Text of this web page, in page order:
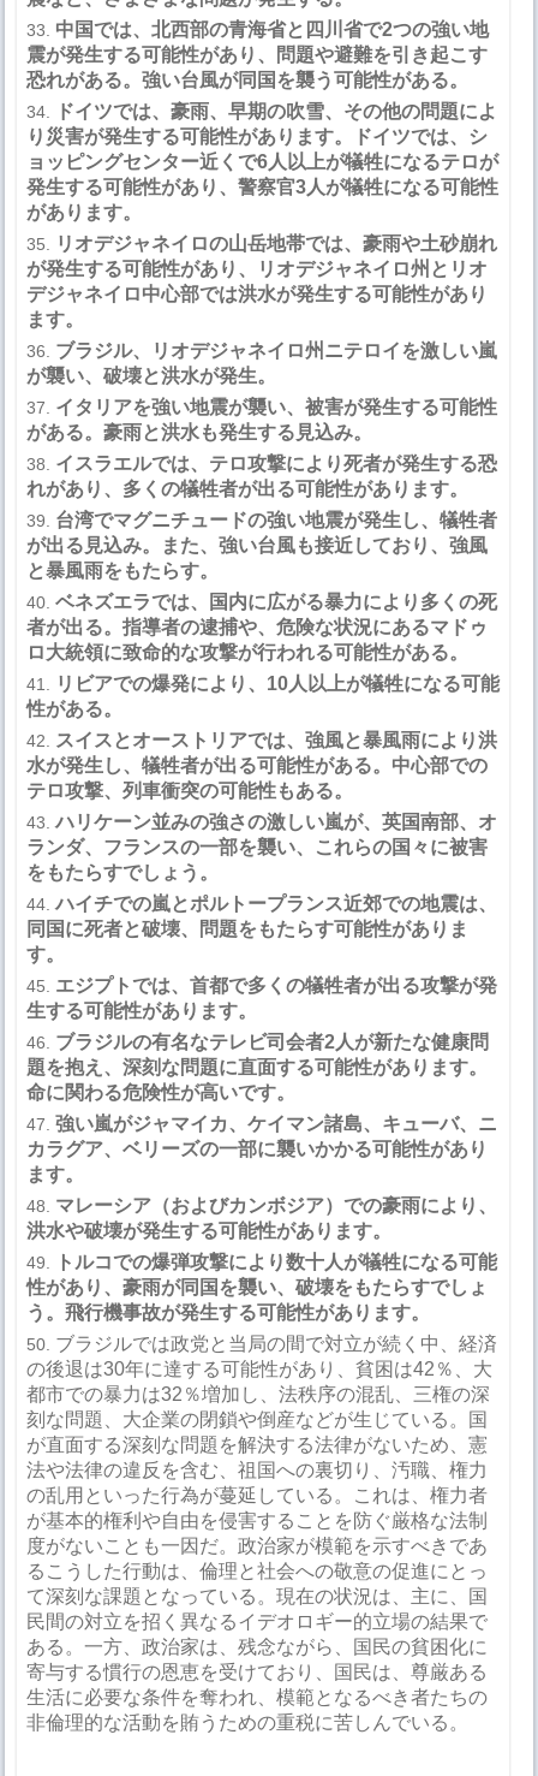
中国では、北西部の青海省と四川省で2つの強い地
震が発生する可能性があり、問題や避難を引き起こす
恐れがある。強い台風が同国を襲う可能性がある。
ドイツでは、豪雨、早期の吹雪、その他の問題によ
り災害が発生する可能性があります。ドイツでは、シ
ョッピングセンター近くで6人以上が犠牲になるテロが
発生する可能性があり、警察官3人が犠牲になる可能性
があります。
リオデジャネイロの山岳地帯では、豪雨や土砂崩れ
が発生する可能性があり、リオデジャネイロ州とリオ
デジャネイロ中心部では洪水が発生する可能性があり
ます。
ブラジル、リオデジャネイロ州ニテロイを激しい嵐
が襲い、破壊と洪水が発生。
イタリアを強い地震が襲い、被害が発生する可能性
がある。豪雨と洪水も発生する見込み。
イスラエルでは、テロ攻撃により死者が発生する恐
れがあり、多くの犠牲者が出る可能性があります。
台湾でマグニチュードの強い地震が発生し、犠牲者
が出る見込み。また、強い台風も接近しており、強風
と暴風雨をもたらす。
ベネズエラでは、国内に広がる暴力により多くの死
者が出る。指導者の逮捕や、危険な状況にあるマドゥ
ロ大統領に致命的な攻撃が行われる可能性がある。
リビアでの爆発により、 10人以上が犠牲になる可能
性がある。
スイスとオーストリアでは、強風と暴風雨により洪
水が発生し、犠牲者が出る可能性がある。中心部での
テロ攻撃、列車衝突の可能性もある。
ハリケーン並みの強さの激しい嵐が、英国南部、オ
ランダ、フランスの一部を襲い、これらの国々に被害
をもたらすでしょう。
ハイチでの嵐とポルトープランス近郊での地震は、
同国に死者と破壊、問題をもたらす可能性がありま
す。
エジプトでは、首都で多くの犠牲者が出る攻撃が発
生する可能性があります。
ブラジルの有名なテレビ司会者2人が新たな健康問
題を抱え、深刻な問題に直面する可能性があります。
命に関わる危険性が高いです。
強い嵐がジャマイカ、ケイマン諸島、キューバ、ニ
カラグア、ベリーズの一部に襲いかかる可能性があり
ます。
マレーシア（およびカンボジア）での豪雨により、
洪水や破壊が発生する可能性があります。
トルコでの爆弾攻撃により数十人が犠牲になる可能
性があり、豪雨が同国を襲い、破壊をもたらすでしょ
う。飛行機事故が発生する可能性があります。
ブラジルでは政党と当局の間で対立が続く中、経済
の後退は30年に達する可能性があり、貧困は42 ％、大
都市での暴力は32 ％増加し、法秩序の混乱、三権の深
刻な問題、大企業の閉鎖や倒産などが生じている。国
が直面する深刻な問題を解決する法律がないため、憲
法や法律の違反を含む、祖国への裏切り、汚職、権力
の乱用といった行為が蔓延している。これは、権力者
が基本的権利や自由を侵害することを防ぐ厳格な法制
度がないことも一因だ。政治家が模範を示すべきであ
るこうした行動は、倫理と社会への敬意の促進にとっ
て深刻な課題となっている。現在の状況は、主に、国
民間の対立を招く異なるイデオロギー的立場の結果で
ある。一方、政治家は、残念ながら、国民の貧困化に
寄与する慣行の恩恵を受けており、国民は、尊厳ある
生活に必要な条件を奪われ、模範となるべき者たちの
非倫理的な活動を賄うための重税に苦しんでいる。